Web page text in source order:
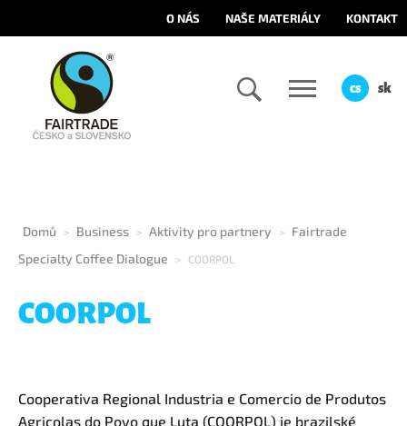
O NÁS NAŠE MATERIÁLY KONTAKT
cs sk
Domů > Business > Aktivity pro partnery >
Fairtrade
Specialty Coffee Dialogue
> COORPOL
COORPOL
Cooperativa Regional Industria e Comercio de Produtos
Agricolas do Povo que Luta (COORPOL) je brazilské